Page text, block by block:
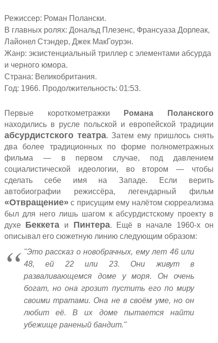
Режиссер: Роман Полански.
В главных ролях: Дональд Плезенс, Франсуаза Дорлеак,
Лайонел Стэндер, Джек МакГоурэн.
Жанр: экзистенциальный триллер с элементами абсурда
и черного юмора.
Страна: Великобритания.
Год: 1966. Продолжительность: 01:53.
Первые короткометражки
Романа Поланского
находились в русле польской и европейской традиции
абсурдистского театра. Затем ему пришлось снять
два более традиционных по форме полнометражных
фильма — в первом случае, под давлением
социалистической идеологии, во втором — чтобы
сделать себе имя на Западе. Если верить
автобиографии режиссёра, легендарный фильм
«Отвращение»с присущим ему налётом сюрреализма
был для него лишь шагом к абсурдистскому проекту в
духе Беккета и Пинтера. Ещё в начале 1960-х он
описывал его сюжетную линию следующим образом:
"Это рассказ о новобрачных, ему лет 46 или
48, ей 22 или 23. Они живут в
разваливающемся доме у моря. Он очень
богат, но она грозит пустить его по миру
своими тратами. Она не в своём уме, но он
любит её. В их доме пытается найти
убежище раненый бандит."